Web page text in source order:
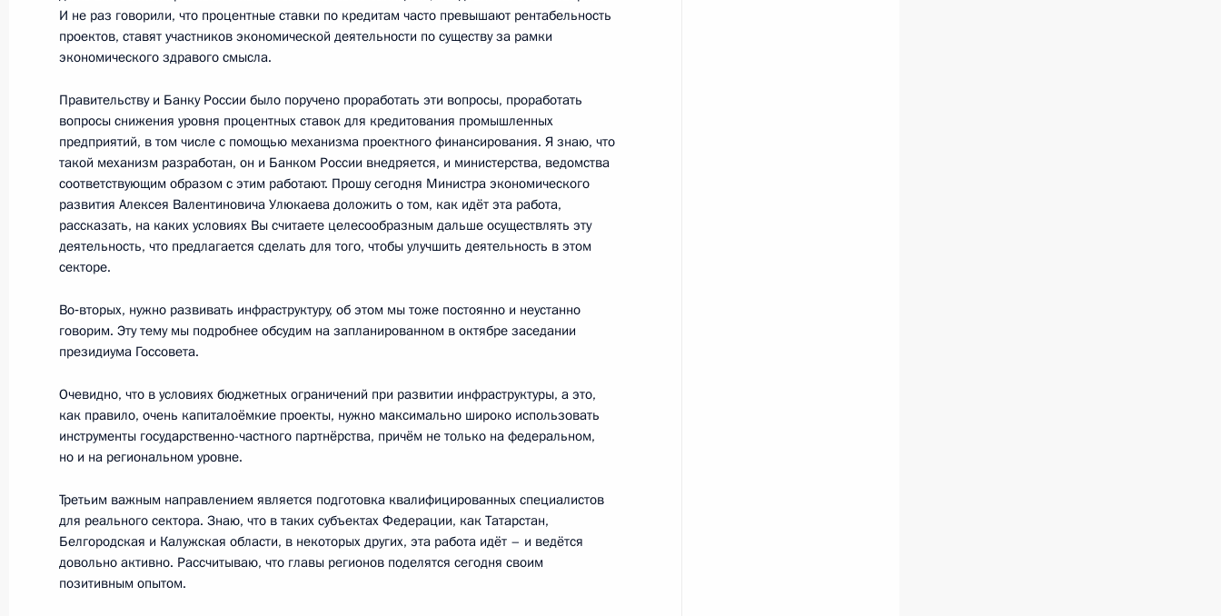
18 сентября 2014 года, 14:30 Москва, Кремль
17 сентября 2014 года, среда
Встреча с вновь избранными руководителями субъектов
Российской Федерации
17 сентября 2014 года, 19:10 Москва, Кремль
Миллером
17 сентября 2014 года, 17:30 Москва, Кремль
16 сентября 2014 года, вторник
Рабочая встреча с Председателем Счётной палаты Татьяной
16 сентября 2014 года, 12:25 Московская область, Ново-Огарёво
15 сентября 2014 года, понедельник
И не раз говорили, что процентные ставки по кредитам часто превышают рентабельность
проектов, ставят участников экономической деятельности по существу за рамки
экономического здравого смысла.
Правительству и Банку России было поручено проработать эти вопросы, проработать
вопросы снижения уровня процентных ставок для кредитования промышленных
предприятий, в том числе с помощью механизма проектного финансирования. Я знаю, что
такой механизм разработан, он и Банком России внедряется, и министерства, ведомства
соответствующим образом с этим работают. Прошу сегодня Министра экономического
развития Алексея Валентиновича Улюкаева доложить о том, как идёт эта работа,
рассказать, на каких условиях Вы считаете целесообразным дальше осуществлять эту
деятельность, что предлагается сделать для того, чтобы улучшить деятельность в этом
секторе.
Во‑вторых, нужно развивать инфраструктуру, об этом мы тоже постоянно и неустанно
говорим. Эту тему мы подробнее обсудим на запланированном в октябре заседании
президиума Госсовета.
Очевидно, что в условиях бюджетных ограничений при развитии инфраструктуры, а это,
как правило, очень капиталоёмкие проекты, нужно максимально широко использовать
инструменты государственно-частного партнёрства, причём не только на федеральном,
но и на региональном уровне.
Третьим важным направлением является подготовка квалифицированных специалистов
для реального сектора. Знаю, что в таких субъектах Федерации, как Татарстан,
Белгородская и Калужская области, в некоторых других, эта работа идёт – и ведётся
довольно активно. Рассчитываю, что главы регионов поделятся сегодня своим
позитивным опытом.